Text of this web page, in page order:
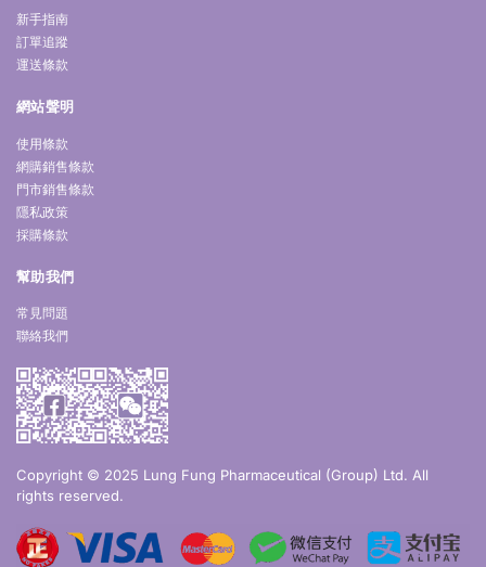
新手指南
訂單追蹤
運送條款
網站聲明
使用條款
網購銷售條款
門市銷售條款
隱私政策
採購條款
幫助我們
常見問題
聯絡我們
Copyright © 2025 Lung Fung Pharmaceutical (Group) Ltd. All
rights reserved.